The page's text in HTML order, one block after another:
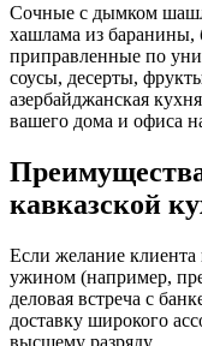
Сочные с дымком
хашлама из
приправленные по
соусы, десерты,
азербайджанская
вашего дома и офиса
кавказской
Если желание клиента
ужином (например,
деловая встреча с
доставку широкого
высшему разряду.